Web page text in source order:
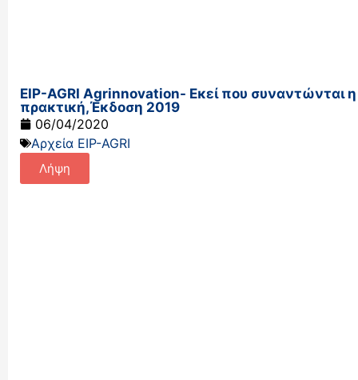
EIP-AGRI Agrinnovation- Εκεί που συναντώνται
πρακτική,Έκδοση 2019
06/04/2020
Αρχεία EIP-AGRI
Λήψη